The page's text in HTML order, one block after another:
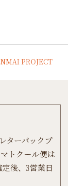
PROJECT
ターパックプ
トクール便は
後、3営業日